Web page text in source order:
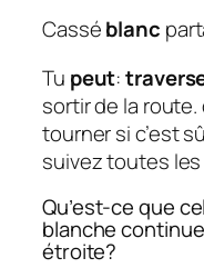
Casséblanc
Tu peut:
sortir de la
tourner si c’est
suivez toutes
Qu’est-ce que
blanche
étroite?